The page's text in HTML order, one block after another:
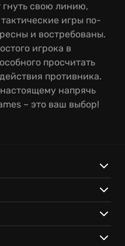
свою линию,
игры по-
и востребованы.
игрока в
просчитать
противника.
напрячь
– это ваш выбор!